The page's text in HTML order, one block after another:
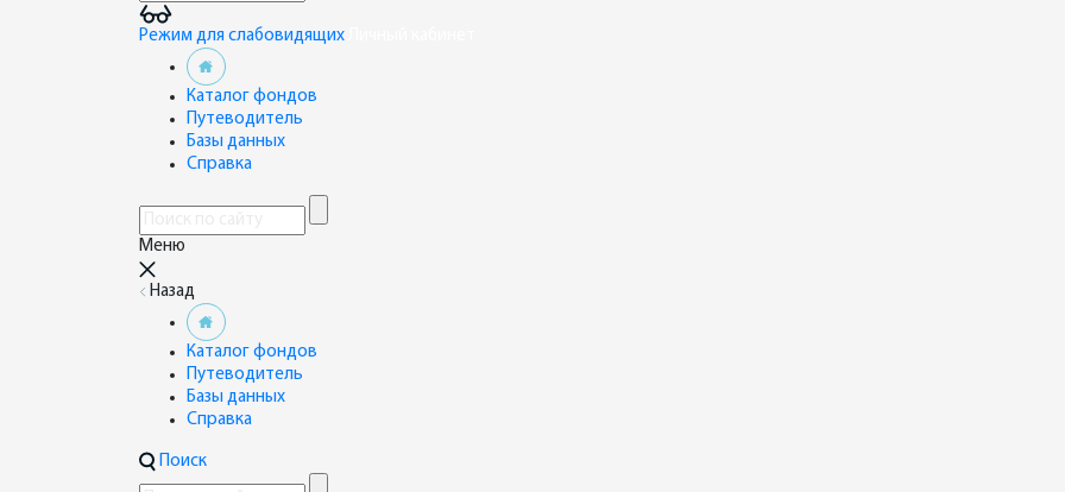
Режим для слабовидящих
Каталог фондов
Путеводитель
Базы данных
Справка
Меню
Назад
Каталог фондов
Путеводитель
Базы данных
Справка
Поиск